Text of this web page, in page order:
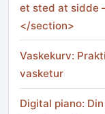
et sted at sidde
</section>
Vaskekurv:
vasketur
Digital piano: